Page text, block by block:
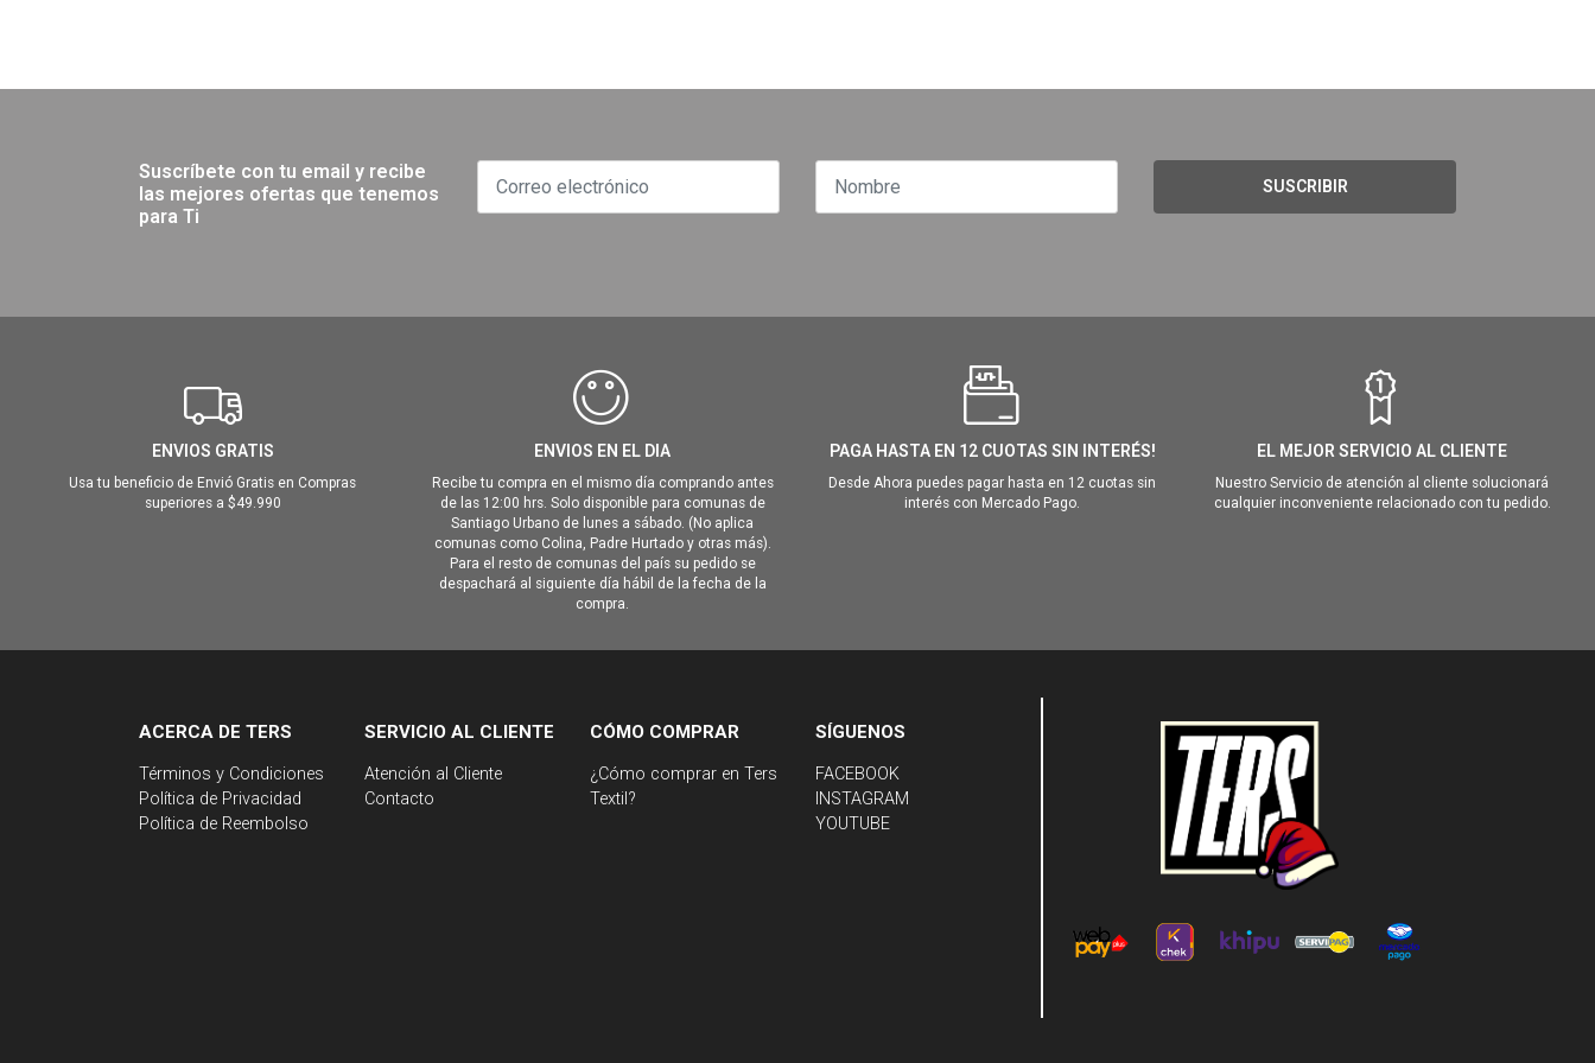
Suscríbete con tu email y recibe
las mejores ofertas que tenemos
para Ti
SUSCRIBIR
ENVIOS GRATIS
Usa tu beneficio de Envió Gratis en Compras
superiores a $49.990
ENVIOS EN EL DIA
Recibe tu compra en el mismo día comprando antes
de las 12:00 hrs. Solo disponible para comunas de
Santiago Urbano de lunes a sábado. (No aplica
comunas como Colina, Padre Hurtado y otras más).
Para el resto de comunas del país su pedido se
despachará al siguiente día hábil de la fecha de la
compra.
PAGA HASTA EN 12 CUOTAS SIN INTERÉS!
Desde Ahora puedes pagar hasta en 12 cuotas sin
interés con Mercado Pago.
EL MEJOR SERVICIO AL CLIENTE
Nuestro Servicio de atención al cliente solucionará
cualquier inconveniente relacionado con tu pedido.
ACERCA DE TERS
Términos y Condiciones
Política de Privacidad
Política de Reembolso
SERVICIO AL CLIENTE
Atención al Cliente
Contacto
CÓMO COMPRAR
¿Cómo comprar en Ters
Textil?
SÍGUENOS
FACEBOOK
INSTAGRAM
YOUTUBE